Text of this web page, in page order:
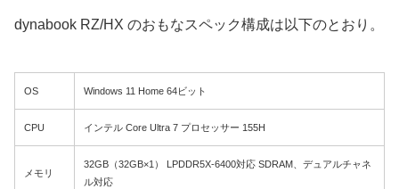
dynabook RZ/HX のおもなスペック構成は以下のとおり。
OS Windows 11 Home 64ビット
CPU インテル Core Ultra 7 プロセッサー 155H
メモリ
32GB（32GB×1） LPDDR5X-6400対応 SDRAM、デュアルチャネ
ル対応